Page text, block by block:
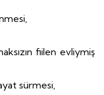
fiilen evliymiş
sürmesi,